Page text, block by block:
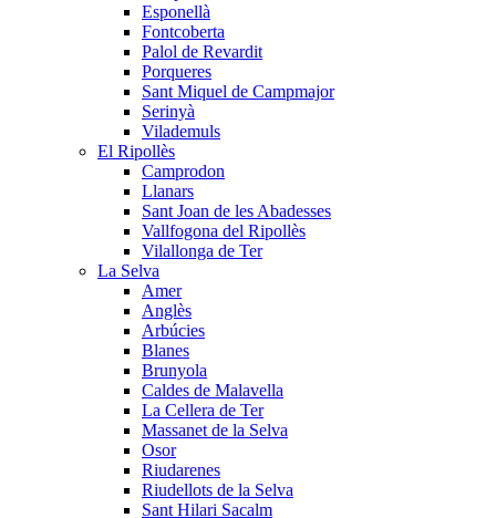
Esponellà
Fontcoberta
Palol de Revardit
Porqueres
Sant Miquel de Campmajor
Serinyà
Vilademuls
El Ripollès
Camprodon
Llanars
Sant Joan de les Abadesses
Vallfogona del Ripollès
Vilallonga de Ter
La Selva
Amer
Anglès
Arbúcies
Blanes
Brunyola
Caldes de Malavella
La Cellera de Ter
Massanet de la Selva
Osor
Riudarenes
Riudellots de la Selva
Sant Hilari Sacalm